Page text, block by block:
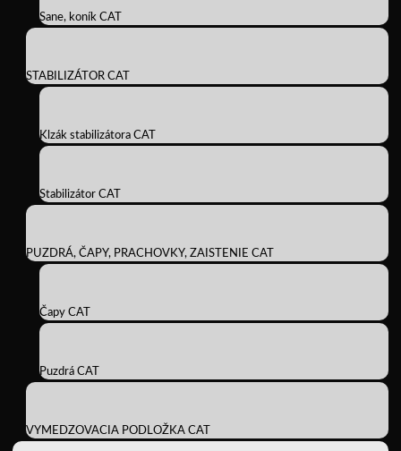
Sane, koník CAT
STABILIZÁTOR CAT
Klzák stabilizátora CAT
Stabilizátor CAT
PUZDRÁ, ČAPY, PRACHOVKY, ZAISTENIE CAT
Čapy CAT
Puzdrá CAT
VYMEDZOVACIA PODLOŽKA CAT